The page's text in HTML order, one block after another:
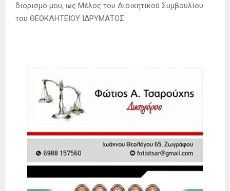
διορισμό μου, ως Μέλος του Διοικητικού Συμβουλίου
του ΘΕΟΚΛΗΤΕΙΟΥ ΙΔΡΥΜΑΤΟΣ.